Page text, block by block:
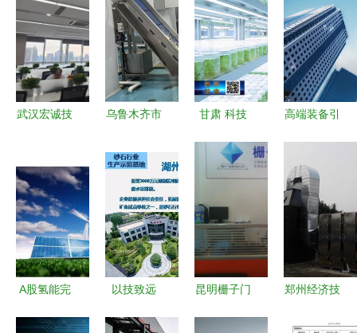
造企业“智
改数转网
联”
领家电战略
新篇章
品开发中心
技术创新联
盟工作组深
入我司考察
问需
术奇瑞奔跑
加速度
武汉宏诚技
技术驱动的
专业咨询服
务
乌鲁木齐市
慧农
业“孵”出乡
村振兴新路
径与技术咨
询新生态
甘肃 科技
装上最
高端装备引
2024年报
精解读
A股氢能完
以技致远
昆明栅子门
郑州经济技